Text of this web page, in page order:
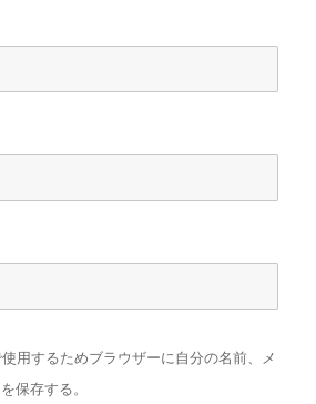
用するためブラウザーに自分の名前、メ
保存する。